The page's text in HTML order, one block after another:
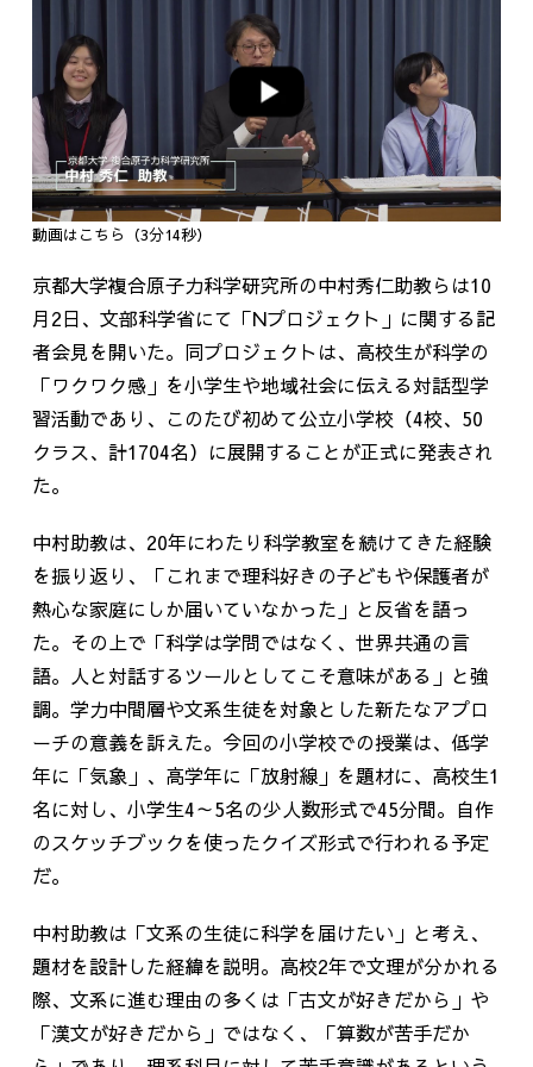
動画はこちら（3分14秒）
京都大学複合原子力科学研究所の中村秀仁助教らは10
月2日、文部科学省にて「Nプロジェクト」に関する記
者会見を開いた。同プロジェクトは、高校生が科学の
「ワクワク感」を小学生や地域社会に伝える対話型学
習活動であり、このたび初めて公立小学校（4校、50
クラス、計1704名）に展開することが正式に発表され
た。
中村助教は、20年にわたり科学教室を続けてきた経験
を振り返り、「これまで理科好きの子どもや保護者が
熱心な家庭にしか届いていなかった」と反省を語っ
た。その上で「科学は学問ではなく、世界共通の言
語。人と対話するツールとしてこそ意味がある」と強
調。学力中間層や文系生徒を対象とした新たなアプロ
ーチの意義を訴えた。今回の小学校での授業は、低学
年に「気象」、高学年に「放射線」を題材に、高校生1
名に対し、小学生4～5名の少人数形式で45分間。自作
のスケッチブックを使ったクイズ形式で行われる予定
だ。
中村助教は「文系の生徒に科学を届けたい」と考え、
題材を設計した経緯を説明。高校2年で文理が分かれる
際、文系に進む理由の多くは「古文が好きだから」や
「漢文が好きだから」ではなく、「算数が苦手だか